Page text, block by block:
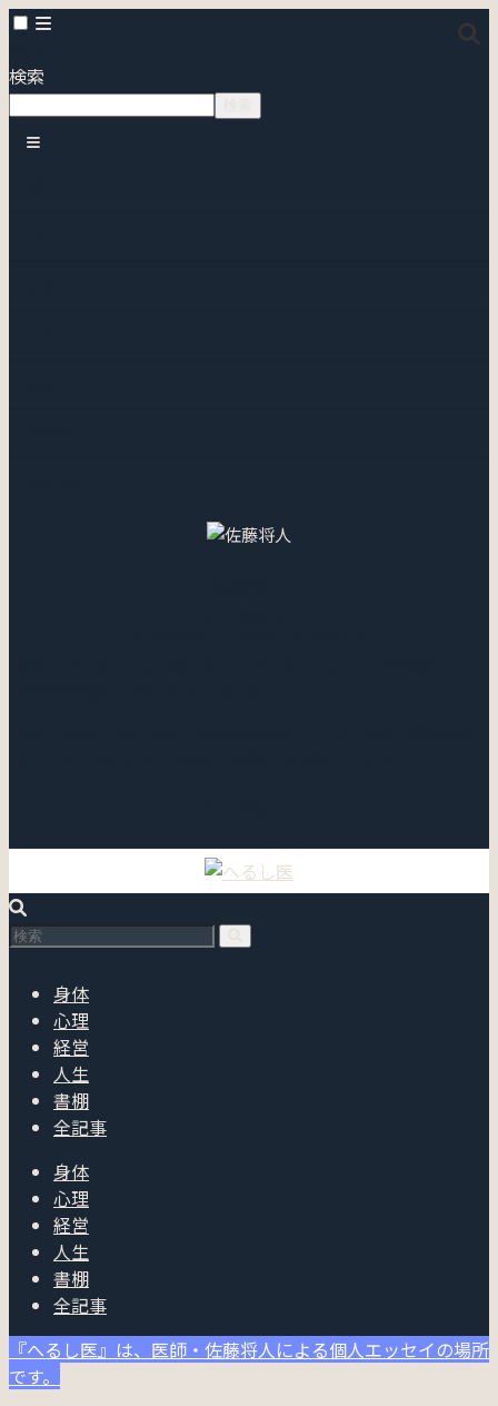
検索
身体
心理
経営
人生
書棚
全記事
身体
心理
経営
人生
書棚
全記事
『へるし医』は、医師・佐藤将人による個人エッセイの場所
です。